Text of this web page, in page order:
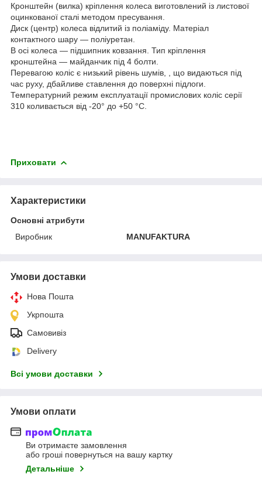
Кронштейн (вилка) кріплення колеса виготовлений із листової
оцинкованої сталі методом пресування.
Диск (центр) колеса відлитий із поліаміду. Матеріал
контактного шару — поліуретан.
В осі колеса — підшипник ковзання. Тип кріплення
кронштейна — майданчик під 4 болти.
Перевагою коліс є низький рівень шумів, , що видаються під
час руху, дбайливе ставлення до поверхні підлоги.
Температурний режим експлуатації промислових коліс серії
310 коливається від -20° до +50 °C.
Приховати
Характеристики
Основні атрибути
Виробник
MANUFAKTURA
Умови доставки
Нова Пошта
Укрпошта
Самовивіз
Delivery
Всі умови доставки
Умови оплати
Ви отримаєте замовлення
або гроші повернуться на вашу картку
Детальніше